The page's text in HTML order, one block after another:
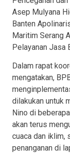
Asep Mulyana
Banten
Maritim Serang
Pelayanan Jasa
Dalam rapat
mengatakan,
dilakukan untuk
Nino di
akan terus
cuaca dan iklim,
penanganan di